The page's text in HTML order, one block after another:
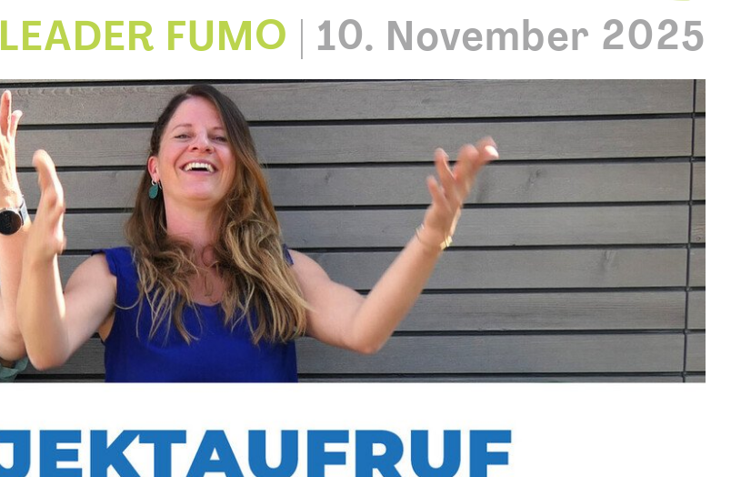
LEADER FUMO 10. November 2025